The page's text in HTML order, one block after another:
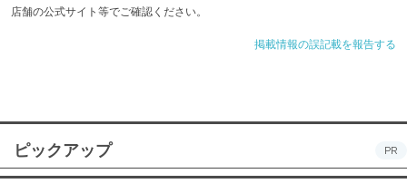
店舗の公式サイト等でご確認ください。
掲載情報の誤記載を報告する
ピックアップ PR